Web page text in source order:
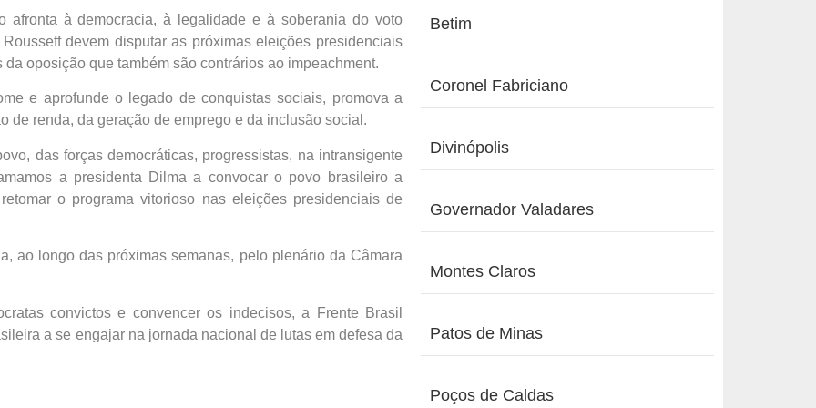
afronta à democracia, à legalidade e à soberania do voto
devem disputar as próximas eleições presidenciais
oposição que também são contrários ao impeachment.
e aprofunde o legado de conquistas sociais, promova a
de renda, da geração de emprego e da inclusão social.
das forças democráticas, progressistas, na intransigente
a presidenta Dilma a convocar o povo brasileiro a
o programa vitorioso nas eleições presidenciais de
ao longo das próximas semanas, pelo plenário da Câmara
convictos e convencer os indecisos, a Frente Brasil
a se engajar na jornada nacional de lutas em defesa da
Betim
Coronel Fabriciano
Divinópolis
Governador Valadares
Montes Claros
Patos de Minas
Poços de Caldas